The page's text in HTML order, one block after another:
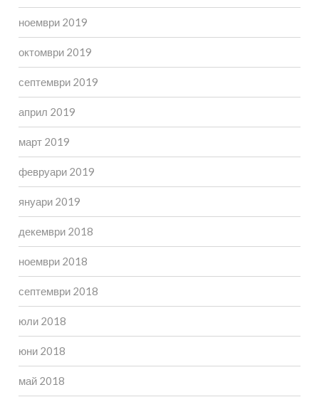
ноември 2019
октомври 2019
септември 2019
април 2019
март 2019
февруари 2019
януари 2019
декември 2018
ноември 2018
септември 2018
юли 2018
юни 2018
май 2018